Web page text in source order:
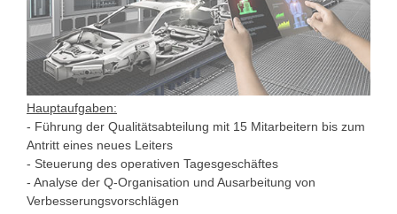
Hauptaufgaben:
- Führung der Qualitätsabteilung mit 15 Mitarbeitern bis zum
Antritt eines neues Leiters
- Steuerung des operativen Tagesgeschäftes
- Analyse der Q-Organisation und Ausarbeitung von
Verbesserungsvorschlägen